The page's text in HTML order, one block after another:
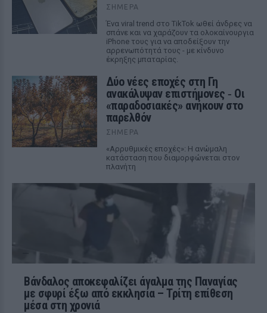
ΣΉΜΕΡΑ
Ένα viral trend στο TikTok ωθεί άνδρες να
σπάνε και να χαράζουν τα ολοκαίνουργια
iPhone τους για να αποδείξουν την
αρρενωπότητά τους - με κίνδυνο
έκρηξης μπαταρίας.
Δύο νέες εποχές στη Γη
ανακάλυψαν επιστήμονες ‑ Oι
«παραδοσιακές» ανήκουν στο
παρελθόν
ΣΉΜΕΡΑ
«Αρρυθμικές εποχές»: Η ανώμαλη
κατάσταση που διαμορφώνεται στον
πλανήτη
Βάνδαλος αποκεφαλίζει άγαλμα της Παναγίας
με σφυρί έξω από εκκλησία – Τρίτη επίθεση
μέσα στη χρονιά